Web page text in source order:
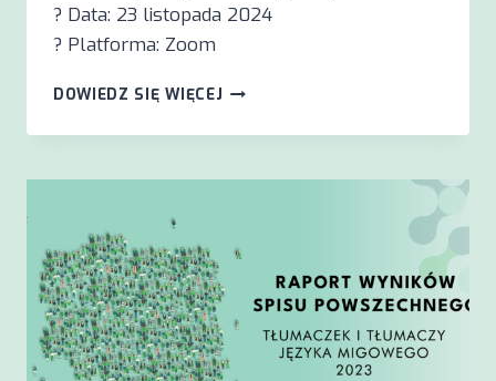
? Data: 23 listopada 2024
? Platforma: Zoom
DOWIEDZ SIĘ WIĘCEJ WEBINAR
DR
RUSSELL